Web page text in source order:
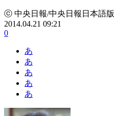
ⓒ 中央日報/中央日報日本語版
2014.04.21 09:21
0
あ
あ
あ
あ
あ